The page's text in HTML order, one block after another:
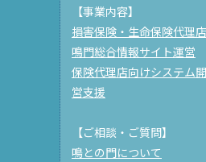
【事業内容】
損害保険・生命保険代理店
鳴門総合情報サイト運営
保険代理店向けシステム
営支援
【ご相談・ご質問】
鳴との門について